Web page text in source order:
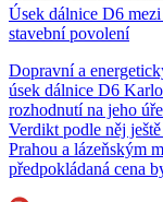
Úsek dálnice D6
stavební povolení
Dopravní a
úsek dálnice D6
rozhodnutí na jeho
Verdikt podle něj
Prahou a lázeňským
předpokládaná cena